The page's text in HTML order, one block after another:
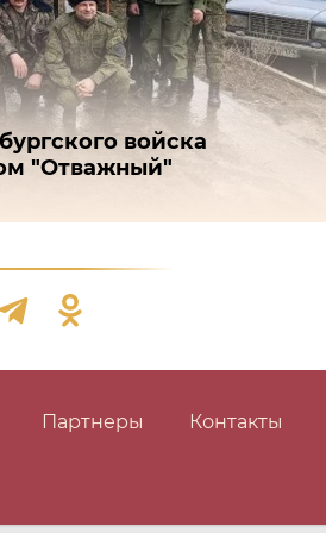
войска
"Отважный"
Партнеры Контакты